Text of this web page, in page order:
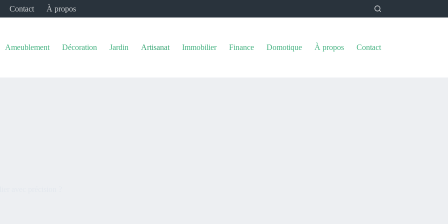
Contact À propos
Ameublement Décoration Jardin Artisanat Immobilier Finance Domotique À propos Contact